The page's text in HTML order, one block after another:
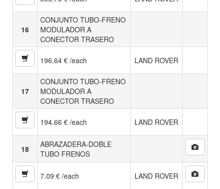
16
CONJUNTO TUBO-FRENO
MODULADOR A
CONECTOR TRASERO
196.64 € /each LAND ROVER
17
CONJUNTO TUBO-FRENO
MODULADOR A
CONECTOR TRASERO
194.66 € /each LAND ROVER
18
ABRAZADERA-DOBLE
TUBO FRENOS
7.09 € /each LAND ROVER